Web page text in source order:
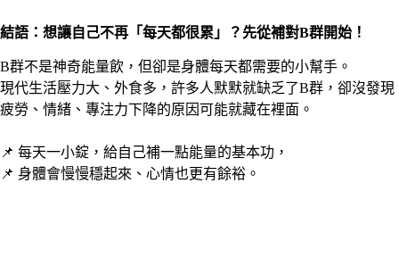
結語：想讓自己不再「每天都很累」？先從補對B群開始！
B群不是神奇能量飲，但卻是身體每天都需要的小幫手。
現代生活壓力大、外食多，許多人默默就缺乏了B群，卻沒發現
疲勞、情緒、專注力下降的原因可能就藏在裡面。
📌 每天一小錠，給自己補一點能量的基本功，
📌 身體會慢慢穩起來、心情也更有餘裕。